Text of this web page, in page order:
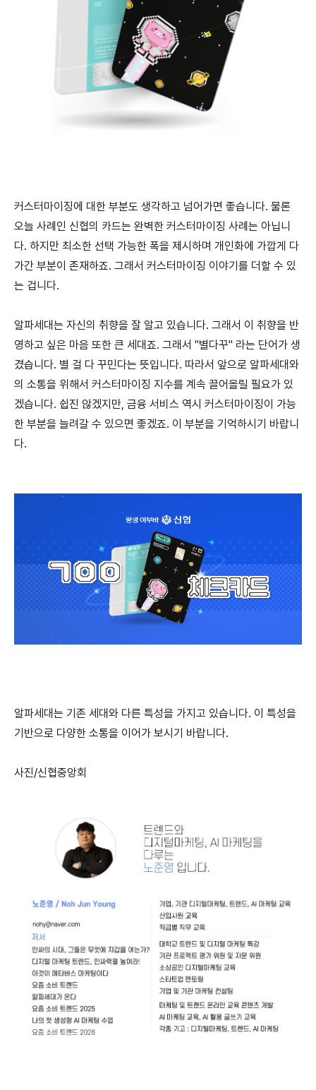
커스터마이징에 대한 부분도 생각하고 넘어가면 좋습니다. 물론
오늘 사례인 신협의 카드는 완벽한 커스터마이징 사례는 아닙니
다. 하지만 최소한 선택 가능한 폭을 제시하며 개인화에 가깝게 다
가간 부분이 존재하죠. 그래서 커스터마이징 이야기를 더할 수 있
는 겁니다.
알파세대는 자신의 취향을 잘 알고 있습니다. 그래서 이 취향을 반
영하고 싶은 마음 또한 큰 세대죠. 그래서 "별다꾸" 라는 단어가 생
겼습니다. 별 걸 다 꾸민다는 뜻입니다. 따라서 앞으로 알파세대와
의 소통을 위해서 커스터마이징 지수를 계속 끌어올릴 필요가 있
겠습니다. 쉽진 않겠지만, 금융 서비스 역시 커스터마이징이 가능
한 부분을 늘려갈 수 있으면 좋겠죠. 이 부분을 기억하시기 바랍니
다.
알파세대는 기존 세대와 다른 특성을 가지고 있습니다. 이 특성을
기반으로 다양한 소통을 이어가 보시기 바랍니다.
사진/신협중앙회